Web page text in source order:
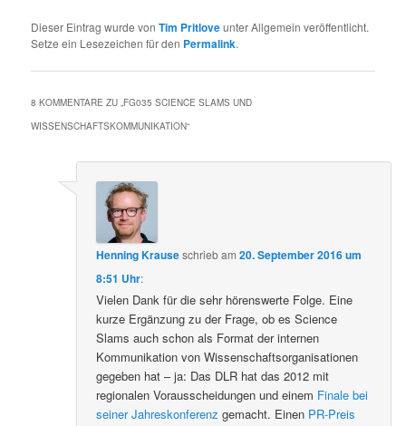
Dieser Eintrag wurde vonTim Pritloveunter Allgemein veröffentlicht.
Setze ein Lesezeichen für den Permalink.
8 KOMMENTARE ZU „FG035 SCIENCE SLAMS UND
WISSENSCHAFTSKOMMUNIKATION“
Henning Krauseschriebam20. September 2016 um
8:51 Uhr:
Vielen Dank für die sehr hörenswerte Folge. Eine
kurze Ergänzung zu der Frage, ob es Science
Slams auch schon als Format der internen
Kommunikation von Wissenschaftsorganisationen
gegeben hat – ja: Das DLR hat das 2012 mit
regionalen Vorausscheidungen und einem Finale bei
seiner Jahreskonferenz gemacht. Einen PR-Preis